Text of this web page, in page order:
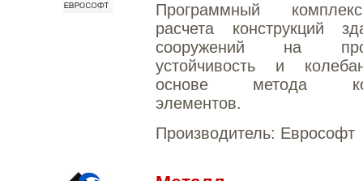
Программный
расчета конструкций
сооружений на
устойчивость и
основе метода
элементов.
Производитель: Еврософт